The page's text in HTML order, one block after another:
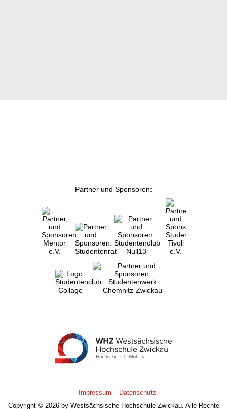
Partner und Sponsoren:
Impressum
Datenschutz
Copyright © 2026 by Westsächsische Hochschule Zwickau. Alle Rechte